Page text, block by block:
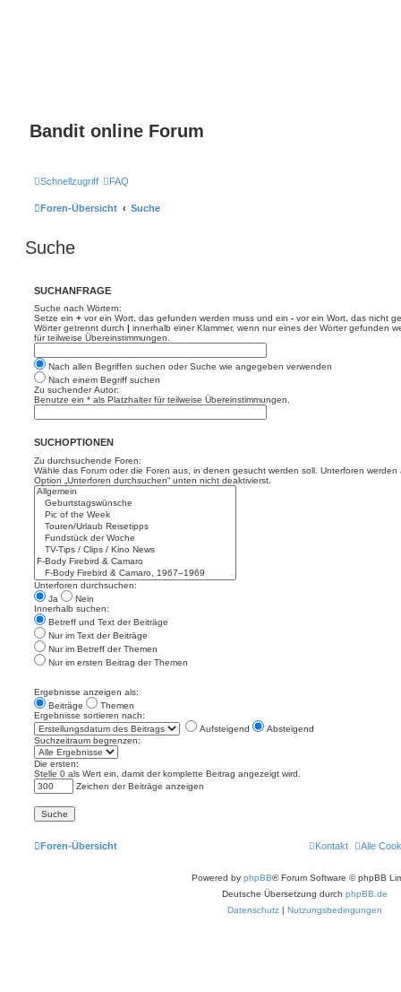
Bandit online Forum
Schnellzugriff FAQ
Foren-Übersicht Suche
Suche
SUCHANFRAGE
Suche nach Wörtern:
Setze ein + vor ein Wort, das gefunden werden muss und ein - vor ein Wort, das nicht
Wörter getrennt durch | innerhalb einer Klammer, wenn nur eines der Wörter gefunden
für teilweise Übereinstimmungen.
Nach allen Begriffen suchen oder Suche wie angegeben verwenden
Nach einem Begriff suchen
Zu suchender Autor:
Benutze ein * als Platzhalter für teilweise Übereinstimmungen.
SUCHOPTIONEN
Zu durchsuchende Foren:
Wähle das Forum oder die Foren aus, in denen gesucht werden soll. Unterforen
Option „Unterforen durchsuchen“ unten nicht deaktivierst.
Unterforen durchsuchen:
Ja
Nein
Innerhalb suchen:
Betreff und Text der Beiträge
Nur im Text der Beiträge
Nur im Betreff der Themen
Nur im ersten Beitrag der Themen
Ergebnisse anzeigen als:
Beiträge
Themen
Ergebnisse sortieren nach:
Aufsteigend
Absteigend
Suchzeitraum begrenzen:
Die ersten:
Stelle 0 als Wert ein, damit der komplette Beitrag angezeigt wird.
Zeichen der Beiträge anzeigen
Foren-Übersicht Alle
Kontakt
Powered by phpBB® Forum Software © phpBB
Deutsche Übersetzung durch phpBB.de
Datenschutz | Nutzungsbedingungen